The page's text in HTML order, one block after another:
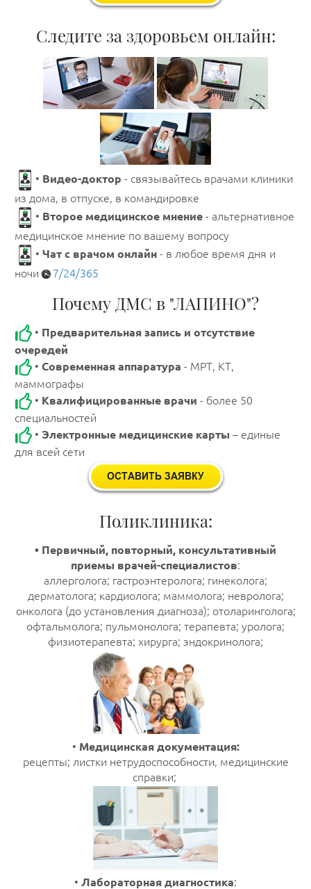
Следите за здоровьем онлайн:
• Видео-доктор - связывайтесь врачами клиники
из дома, в отпуске, в командировке
• Второе медицинское мнение - альтернативное
медицинское мнение по вашему вопросу
• Чат с врачом онлайн - в любое время дня и
ночи
7/24/365
Почему ДМС в "ЛАПИНО"?
• Предварительная запись и отсутствие
очередей
• Современная аппаратура - МРТ, КТ,
маммографы
• Квалифицированные врачи - более 50
специальностей
• Электронные медицинские карты – единые
для всей сети
Поликлиника:
• Первичный, повторный, консультативный
приемы врачей-специалистов:
аллерголога; гастроэнтеролога; гинеколога;
дерматолога; кардиолога; маммолога; невролога;
онколога (до установления диагноза); отоларинголога;
офтальмолога; пульмонолога; терапевта; уролога;
физиотерапевта; хирурга; эндокринолога;
• Медицинская документация:
рецепты; листки нетрудоспособности, медицинские
справки;
• Лабораторная диагностика: